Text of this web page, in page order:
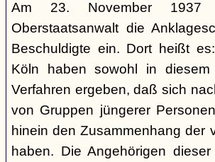
Am 23. November 1937
Oberstaatsanwalt die
Beschuldigte ein. Dort heißt
Köln haben sowohl in
Verfahren ergeben, daß sich
von Gruppen jüngerer
hinein den Zusammenhang der
haben. Die Angehörigen